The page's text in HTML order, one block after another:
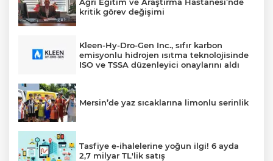
kritik görev değişimi
Kleen-Hy-Dro-Gen Inc., sıfır karbon
emisyonlu hidrojen ısıtma teknolojisinde
ISO ve TSSA düzenleyici onaylarını aldı
Mersin’de yaz sıcaklarına limonlu serinlik
Tasfiye e-ihalelerine yoğun ilgi! 6 ayda
2,7 milyar TL'lik satış